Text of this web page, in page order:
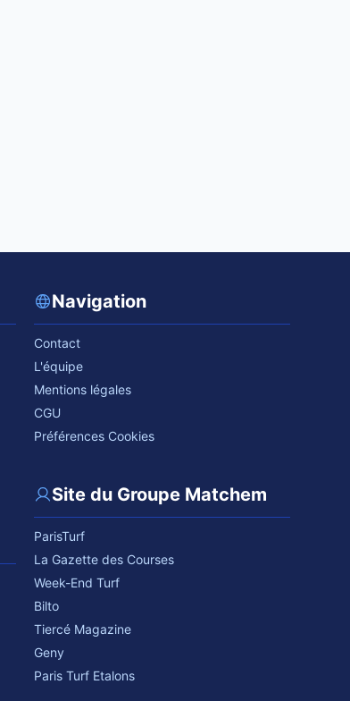
Navigation
Contact
L'équipe
Mentions légales
CGU
Préférences Cookies
Site du Groupe Matchem
ParisTurf
La Gazette des Courses
Week-End Turf
Bilto
Tiercé Magazine
Geny
Paris Turf Etalons